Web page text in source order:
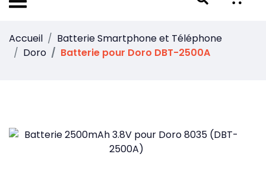
Accueil
Batterie Smartphone et Téléphone
Doro
Batterie pour Doro DBT-2500A